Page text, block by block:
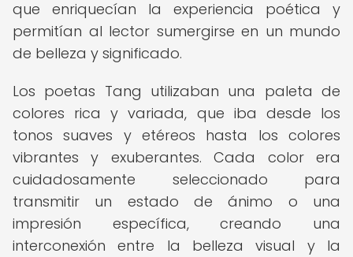
que enriquecían la experiencia poética y
permitían al lector sumergirse en un mundo
de belleza y significado.
Los poetas Tang utilizaban una paleta de
colores rica y variada, que iba desde los
tonos suaves y etéreos hasta los colores
vibrantes y exuberantes. Cada color era
cuidadosamente seleccionado para
transmitir un estado de ánimo o una
impresión específica, creando una
interconexión entre la belleza visual y la